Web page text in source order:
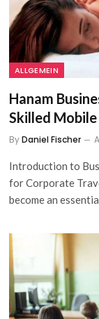
ALLGEMEIN
Hanam
Skilled
ByDaniel Fischer
Introduction to
for Corporate
become an